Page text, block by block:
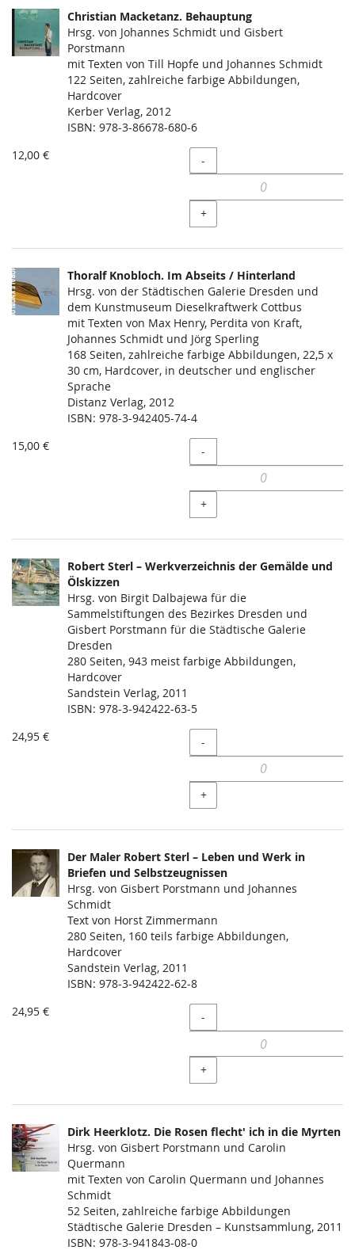
Christian Macketanz. Behauptung
Hrsg. von Johannes Schmidt und Gisbert
Porstmann
mit Texten von Till Hopfe und Johannes Schmidt
122 Seiten, zahlreiche farbige Abbildungen,
Hardcover
Kerber Verlag, 2012
ISBN: 978-3-86678-680-6
12,00 €
Menge
-
+
Thoralf Knobloch. Im Abseits / Hinterland
Hrsg. von der Städtischen Galerie Dresden und
dem Kunstmuseum Dieselkraftwerk Cottbus
mit Texten von Max Henry, Perdita von Kraft,
Johannes Schmidt und Jörg Sperling
168 Seiten, zahlreiche farbige Abbildungen, 22,5 x
30 cm, Hardcover, in deutscher und englischer
Sprache
Distanz Verlag, 2012
ISBN: 978-3-942405-74-4
15,00 €
Menge
-
+
Robert Sterl – Werkverzeichnis der Gemälde und
Ölskizzen
Hrsg. von Birgit Dalbajewa für die
Sammelstiftungen des Bezirkes Dresden und
Gisbert Porstmann für die Städtische Galerie
Dresden
280 Seiten, 943 meist farbige Abbildungen,
Hardcover
Sandstein Verlag, 2011
ISBN: 978-3-942422-63-5
24,95 €
Menge
-
+
Der Maler Robert Sterl – Leben und Werk in
Briefen und Selbstzeugnissen
Hrsg. von Gisbert Porstmann und Johannes
Schmidt
Text von Horst Zimmermann
280 Seiten, 160 teils farbige Abbildungen,
Hardcover
Sandstein Verlag, 2011
ISBN: 978-3-942422-62-8
24,95 €
Menge
-
+
Dirk Heerklotz. Die Rosen flecht' ich in die Myrten
Hrsg. von Gisbert Porstmann und Carolin
Quermann
mit Texten von Carolin Quermann und Johannes
Schmidt
52 Seiten, zahlreiche farbige Abbildungen
Städtische Galerie Dresden – Kunstsammlung, 2011
ISBN: 978-3-941843-08-0